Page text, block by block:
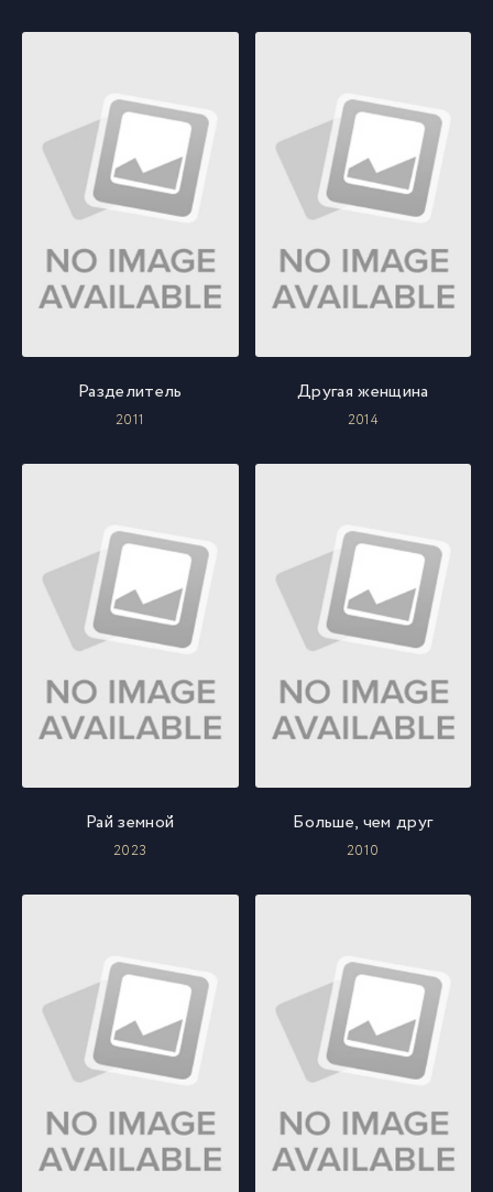
Разделитель
2011
Другая женщина
2014
Рай земной
2023
Больше, чем друг
2010